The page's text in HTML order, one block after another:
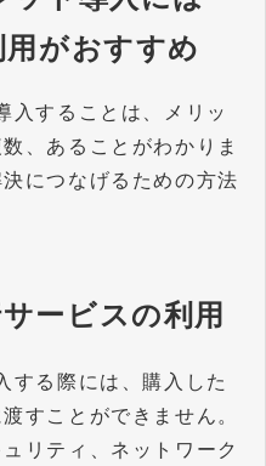
がおすすめ
入することは、メリッ
、あることがわかりま
につなげるための方法
ービスの利用
する際には、購入した
すことができません。
リティ、ネットワーク